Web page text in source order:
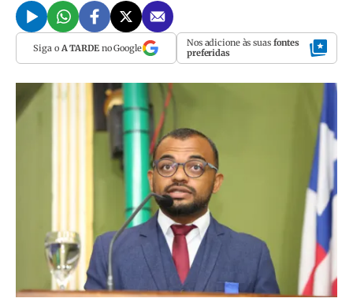
Siga o A TARDEno Google Nos adicione às suas fontes
preferidas